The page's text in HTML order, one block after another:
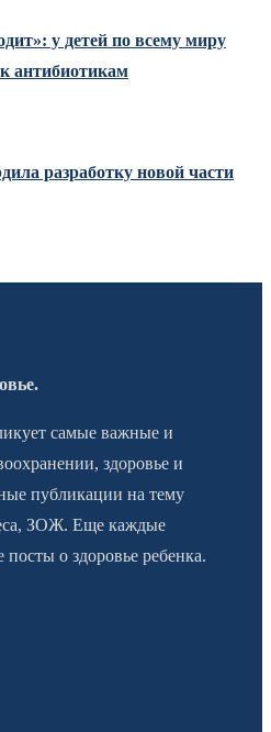
у детей по всему миру
антибиотикам
разработку новой части
самые важные и
здоровье и
публикации на тему
ЗОЖ. Еще каждые
о здоровье ребенка.